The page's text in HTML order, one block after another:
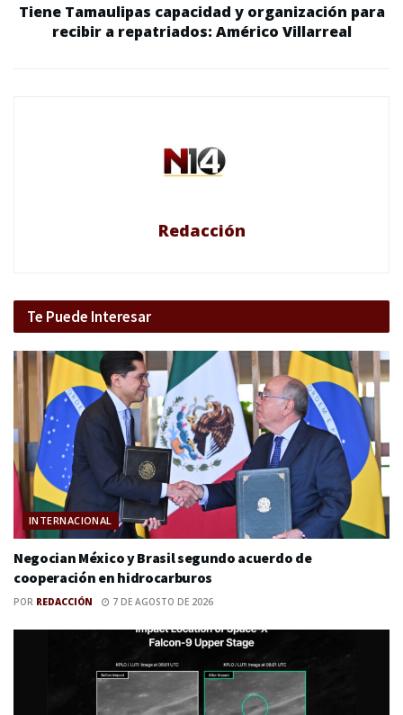
Tiene Tamaulipas capacidad y organización para
recibir a repatriados: Américo Villarreal
Redacción
Te Puede Interesar
INTERNACIONAL
Negocian México y Brasil segundo acuerdo de
cooperación en hidrocarburos
POR REDACCIÓN 7 DE AGOSTO DE 2026